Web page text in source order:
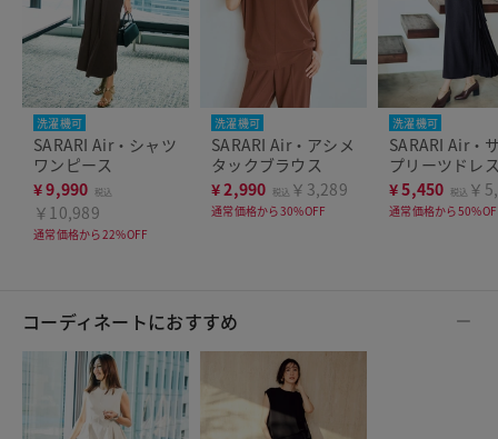
洗濯機可
SARARI Air・シャツ
ワンピース
¥9,990 税込
￥10,989
通常価格から22%OFF
洗濯機可
SARARI Air・アシメ
タックブラウス
¥2,990 税込 ￥3,289
通常価格から30%OFF
洗濯機可
SARARI Air・
プリーツドレ
¥5,450 税込 ￥
通常価格から
コーディネートにおすすめ